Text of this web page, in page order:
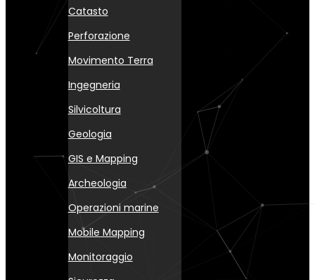
Catasto
Perforazione
Movimento Terra
Ingegneria
Silvicoltura
Geologia
GIS e Mapping
Archeologia
Operazioni marine
Mobile Mapping
Monitoraggio